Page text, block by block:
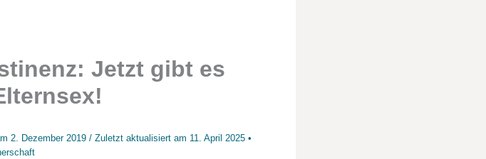
Jetzt gibt es
2. Dezember 2019 / Zuletzt aktualisiert am 11. April 2025•